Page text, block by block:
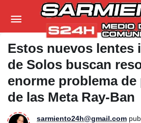
Estos nuevos lentes
de Solos buscan
enorme problema
de las Meta Ray-Ban
sarmiento24h@gmail.com
Estos nuevos lentes
resolver el enorme problema de
Meta Ray-Ban